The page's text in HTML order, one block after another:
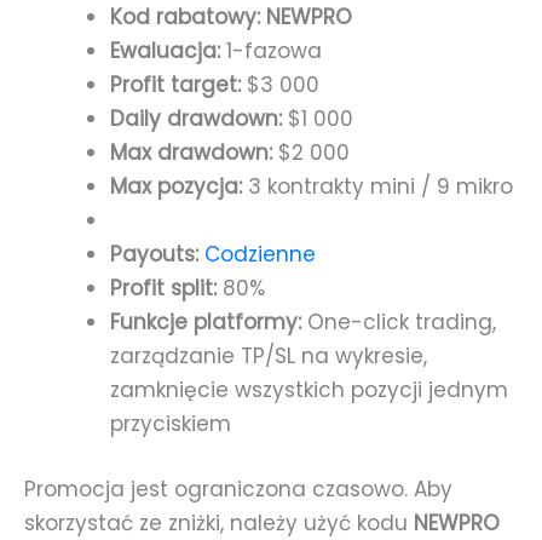
Kod rabatowy: NEWPRO
Ewaluacja:1-fazowa
Profit target:$3 000
Daily drawdown:$1 000
Max drawdown:$2 000
Max pozycja:3 kontrakty mini / 9 mikro
Payouts: Codzienne
Profit split:80%
Funkcje platformy:One-click trading,
zarządzanie TP/SL na wykresie,
zamknięcie wszystkich pozycji jednym
przyciskiem
Promocja jest ograniczona czasowo. Aby
skorzystać ze zniżki, należy użyć kodu NEWPRO